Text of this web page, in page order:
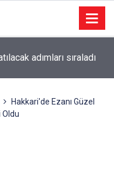
adımları sıraladı
Hakkari'de Ezanı Güzel
Oldu